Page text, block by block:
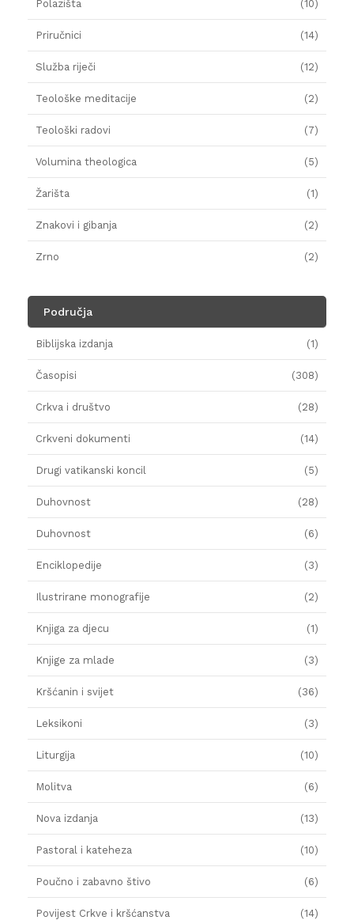
Polazišta (10)
Priručnici (14)
Služba riječi (12)
Teološke meditacije (2)
Teološki radovi (7)
Volumina theologica (5)
Žarišta (1)
Znakovi i gibanja (2)
Zrno (2)
Područja
Biblijska izdanja (1)
Časopisi (308)
Crkva i društvo (28)
Crkveni dokumenti (14)
Drugi vatikanski koncil (5)
Duhovnost (28)
Duhovnost (6)
Enciklopedije (3)
Ilustrirane monografije (2)
Knjiga za djecu (1)
Knjige za mlade (3)
Kršćanin i svijet (36)
Leksikoni (3)
Liturgija (10)
Molitva (6)
Nova izdanja (13)
Pastoral i kateheza (10)
Poučno i zabavno štivo (6)
Povijest Crkve i kršćanstva (14)